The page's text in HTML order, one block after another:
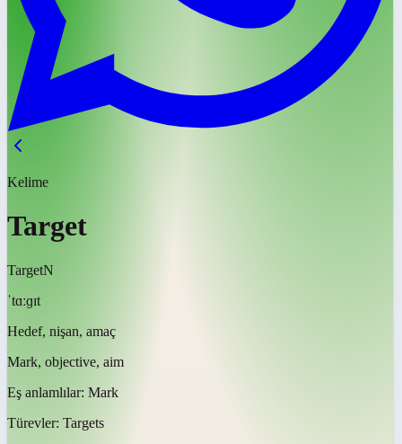
Kelime
Target
TargetN
ˈtɑːɡɪt
Hedef, nişan, amaç
Mark, objective, aim
Eş anlamlılar: Mark
Türevler: Targets